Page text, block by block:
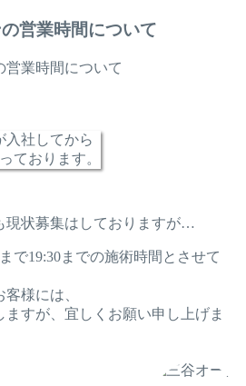
営業時間について
入社してから
ております。
現状募集はしておりますが…
で19:30までの施術時間とさせて
様には、
すが、宜しくお願い申し上げま